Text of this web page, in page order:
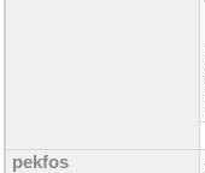
pekfos